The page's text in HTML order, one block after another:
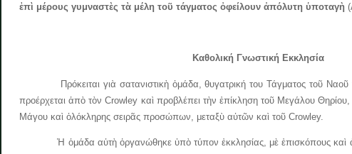
ἐπὶ μέρους γυμναστὲς τὰ μέλη τοῦ τάγματος ὀφείλουν ἀπόλυτη ὑποταγὴ
Καθολική Γνωστική Εκκλησία
Πρόκειται γιὰ σατανιστικὴ ὁμάδα, θυγατρική του Τάγματος τοῦ Ναοῦ
προέρχεται ἀπὸ τὸν Crowley καὶ προβλέπει τὴν ἐπίκληση τοῦ Μεγάλου
Μάγου καὶ ὁλόκληρης σειρᾶς προσώπων, μεταξὺ αὐτῶν καὶ τοῦ Crowley.
Ἡ ὁμάδα αὐτὴ ὀργανώθηκε ὑπὸ τύπον ἐκκλησίας, μὲ ἐπισκόπους καὶ